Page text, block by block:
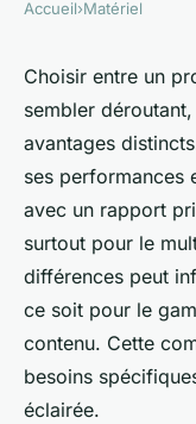
Zélie •9 octobre 2024
Accueil›Matériel
Choisir entre un
sembler
avantages
ses performances
avec un rapport
surtout pour le
différences peut
ce soit pour le
contenu. Cette
besoins
éclairée.